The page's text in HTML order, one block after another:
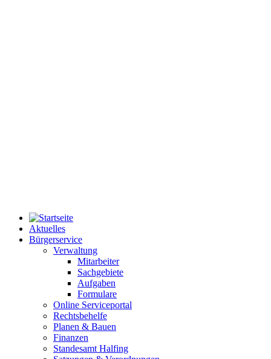
Aktuelles
Bürgerservice
Verwaltung
Mitarbeiter
Sachgebiete
Aufgaben
Formulare
Online Serviceportal
Rechtsbehelfe
Planen & Bauen
Finanzen
Standesamt Halfing